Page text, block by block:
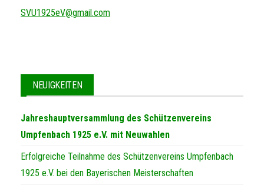
SVU1925eV@gmail.com
NEUIGKEITEN
Jahreshauptversammlung des Schützenvereins
Umpfenbach 1925 e.V. mit Neuwahlen
Erfolgreiche Teilnahme des Schützenvereins Umpfenbach
1925 e.V. bei den Bayerischen Meisterschaften